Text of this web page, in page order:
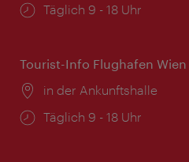
Öffnungszeiten:
Täglich 9 - 18 Uhr
Tourist-Info Flughafen Wien
Ort:
in der Ankunftshalle
Öffnungszeiten:
Täglich 9 - 18 Uhr